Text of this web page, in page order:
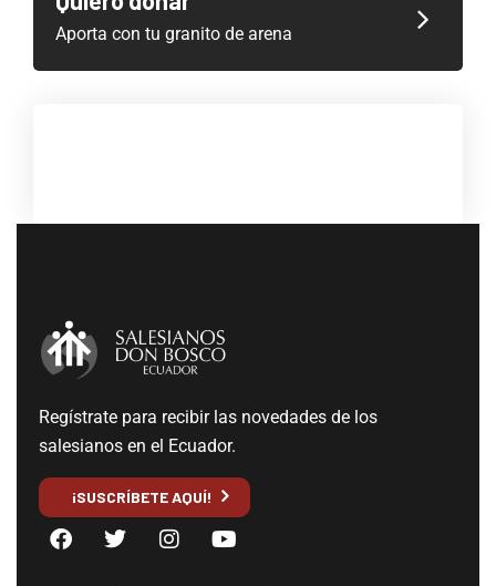
Aporta con tu granito de arena
Regístrate para recibir las novedades de los
salesianos en el Ecuador.
¡SUSCRÍBETE AQUÍ!